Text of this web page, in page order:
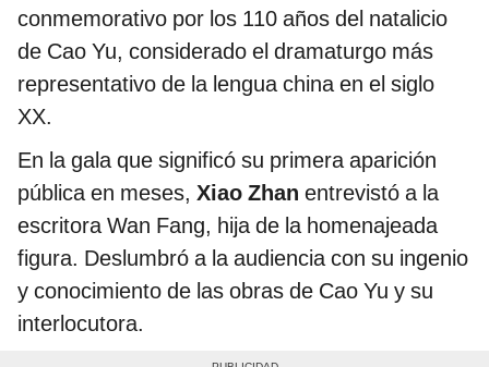
conmemorativo por los 110 años del natalicio
de Cao Yu, considerado el dramaturgo más
representativo de la lengua china en el siglo
XX.
En la gala que significó su primera aparición
pública en meses, Xiao Zhan entrevistó a la
escritora Wan Fang, hija de la homenajeada
figura. Deslumbró a la audiencia con su ingenio
y conocimiento de las obras de Cao Yu y su
interlocutora.